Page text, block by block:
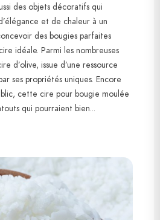
des objets décoratifs qui
et de chaleur à un
des bougies parfaites
idéale. Parmi les nombreuses
d’olive, issue d’une ressource
ses propriétés uniques. Encore
cette cire pour bougie moulée
qui pourraient bien...